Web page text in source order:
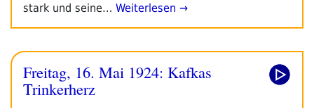
stark und seine… Weiterlesen →
Freitag, 16. Mai 1924: Kafkas
Trinkerherz